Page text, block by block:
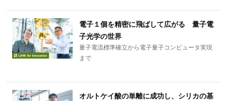
電子１個を精密に飛ばして広がる 量子電
子光学の世界
量子電流標準確立から電子量子コンピュータ実現
まで
オルトケイ酸の単離に成功し、シリカの基